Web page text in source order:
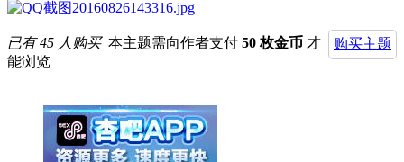
购买主题
已有 45 人购买 本主题需向作者支付 50 枚金币 才
能浏览